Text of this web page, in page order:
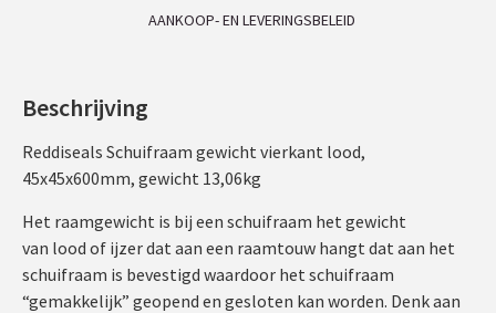
AANKOOP- EN LEVERINGSBELEID
Beschrijving
Reddiseals Schuifraam gewicht vierkant lood,
45x45x600mm, gewicht 13,06kg
Het raamgewicht is bij een schuifraam het gewicht
van lood of ijzer dat aan een raamtouw hangt dat aan het
schuifraam is bevestigd waardoor het schuifraam
“gemakkelijk” geopend en gesloten kan worden. Denk aan